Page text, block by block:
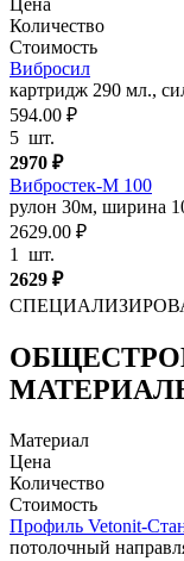
Цена
Количество
Стоимость
Вибросил
картридж 290 мл.,
594.00 ₽
5 шт.
2970 ₽
Вибростек-М 100
рулон 30м, ширина
2629.00 ₽
1
шт.
2629 ₽
Материал
Цена
Количество
Стоимость
Профиль Vetonit-
потолочный